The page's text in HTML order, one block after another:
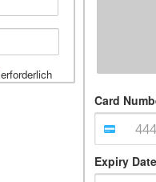
erforderlich
Card
Expiry Date